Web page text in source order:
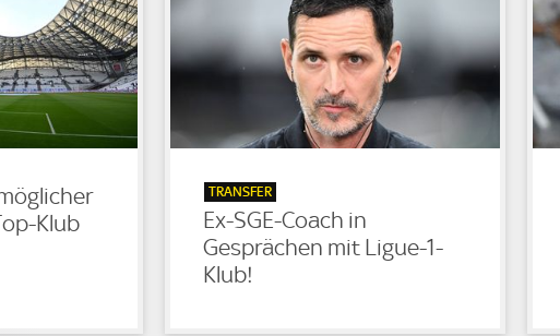
Klub
TRANSFER
Ex-SGE-Coach in
Gesprächen mit Ligue-1-
Klub!